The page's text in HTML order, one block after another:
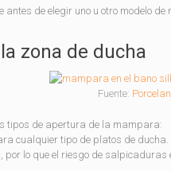
de elegir uno u otro modelo
zona de ducha
Fuente:
tipos de apertura de la mampara:
cualquier tipo de platos de
lo que el riesgo de salpicaduras